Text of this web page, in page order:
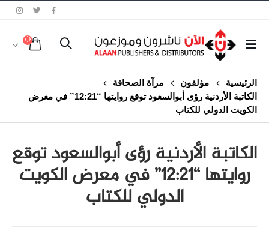
الرئيسية مؤلفون
مرآة الصحافة
الكاتبة الأردنية رؤى أبوالسعود توقع روايتها “12:21” في معرض
الكويت الدولي للكتاب
الكاتبة الأردنية رؤى أبوالسعود توقع
روايتها “12:21” في معرض الكويت
الدولي للكتاب